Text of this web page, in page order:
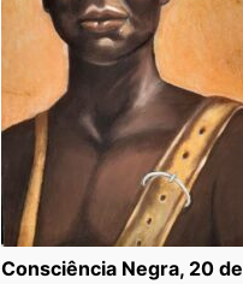
Consciência Negra, 20 de